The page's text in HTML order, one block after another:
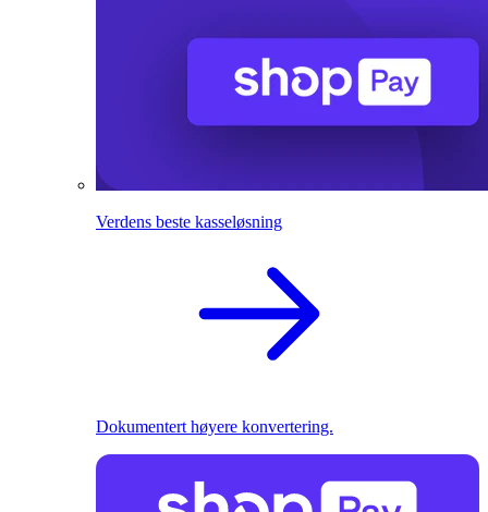
Verdens beste kasseløsning
Dokumentert høyere konvertering.